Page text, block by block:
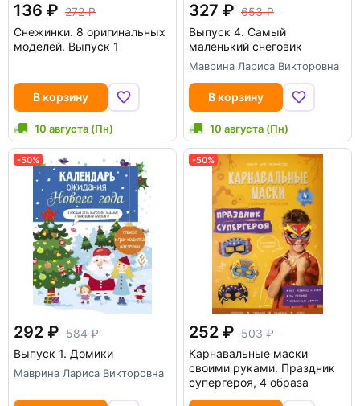
136
272
Снежинки. 8 оригинальных
моделей. Выпуск 1
В корзину
10 августа (Пн)
327
653
Выпуск 4. Самый
маленький снеговик
Маврина Лариса Викторовна
В корзину
10 августа (Пн)
-50%
292
584
Выпуск 1. Домики
Маврина Лариса Викторовна
-50%
252
503
Карнавальные маски
своими руками. Праздник
супергероя, 4 образа